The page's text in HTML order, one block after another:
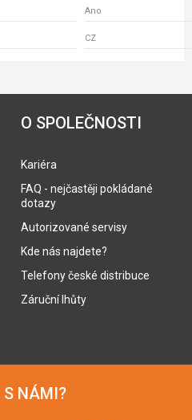
Ano
CZ
O SPOLEČNOSTI
Kariéra
FAQ - nejčastěji pokládané
dotazy
Autorizované servisy
Kde nás najdete?
Telefony české distribuce
Záruční lhůty
S NÁMI?